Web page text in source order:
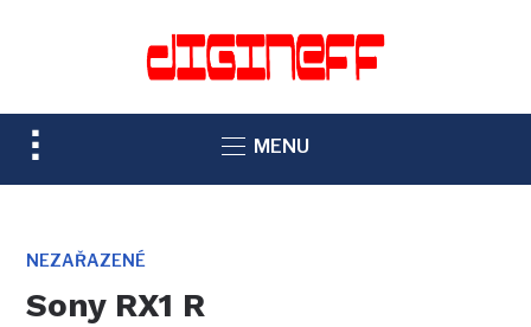
TOGGLE
SIDEBAR
NAVIGATION
MENU
NEZAŘAZENÉ
Sony RX1 R